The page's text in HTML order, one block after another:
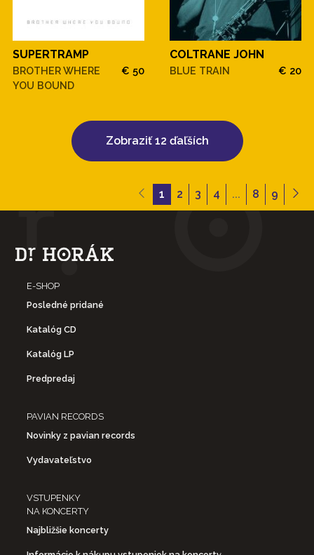
SUPERTRAMP
BROTHER WHERE
YOU BOUND
€ 50
COLTRANE JOHN
BLUE TRAIN € 20
Zobraziť 12 ďaľších
1 2 3 4 ... 8 9
E-SHOP
Posledné pridané
Katalóg CD
Katalóg LP
Predpredaj
PAVIAN RECORDS
Novinky z pavian records
Vydavateľstvo
VSTUPENKY
NA KONCERTY
Najbližšie koncerty